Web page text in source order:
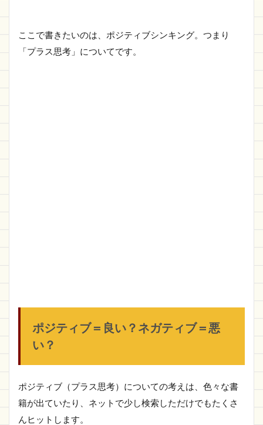
ここで書きたいのは、ポジティブシンキング。つまり
「プラス思考」についてです。
ポジティブ＝良い？ネガティブ＝悪
い？
ポジティブ（プラス思考）についての考えは、色々な書
籍が出ていたり、ネットで少し検索しただけでもたくさ
んヒットします。